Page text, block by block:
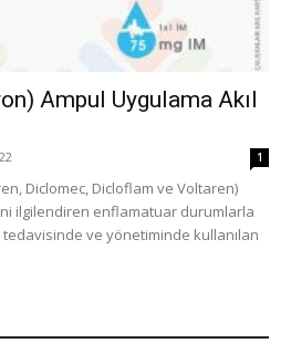
Ampul Uygulama Akıl
1
Diclomec, Dicloflam ve Voltaren)
ilgilendiren enflamatuar durumlarla
tedavisinde ve yönetiminde kullanılan